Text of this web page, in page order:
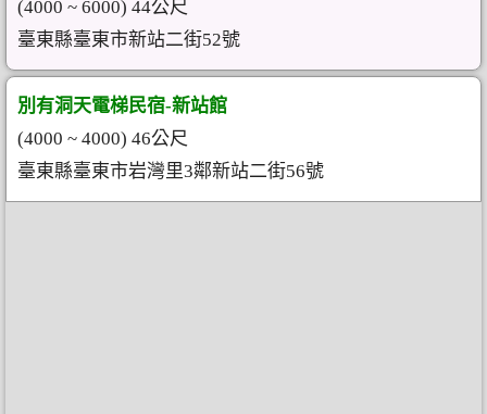
(4000 ~ 6000) 44公尺
臺東縣臺東市新站二街52號
別有洞天電梯民宿-新站館
(4000 ~ 4000) 46公尺
臺東縣臺東市岩灣里3鄰新站二街56號